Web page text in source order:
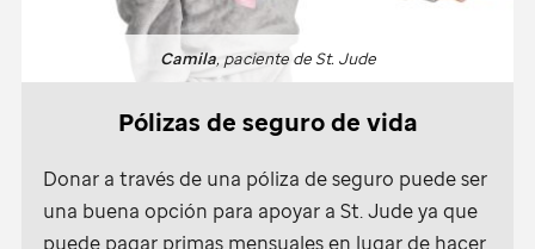
Camila, paciente deSt. Jude
Pólizas de seguro de vida
Donar a través de una póliza de seguro puede ser
una buena opción para apoyar a St. Judeya que
puede pagar primas mensuales en lugar de hacer